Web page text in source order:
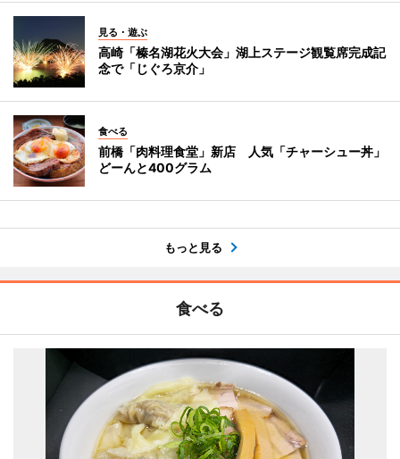
見る・遊ぶ
高崎「榛名湖花火大会」湖上ステージ観覧席完成記
念で「じぐろ京介」
食べる
前橋「肉料理食堂」新店 人気「チャーシュー丼」
どーんと400グラム
もっと見る
食べる